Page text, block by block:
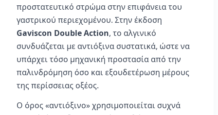
προστατευτικό στρώμα στην επιφάνεια του
γαστρικού περιεχομένου. Στην έκδοση
Gaviscon Double Action, το αλγινικό
συνδυάζεται με αντιόξινα συστατικά, ώστε να
υπάρχει τόσο μηχανική προστασία από την
παλινδρόμηση όσο και εξουδετέρωση μέρους
της περίσσειας οξέος.
Ο όρος «αντιόξινο» χρησιμοποιείται συχνά